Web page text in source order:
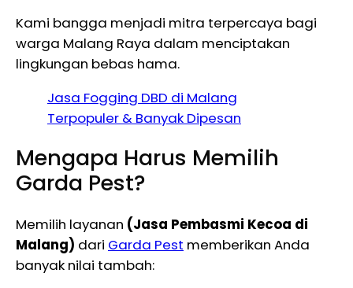
Kami bangga menjadi mitra terpercaya bagi
warga Malang Raya dalam menciptakan
lingkungan bebas hama.
Jasa Fogging DBD di Malang
Terpopuler & Banyak Dipesan
Mengapa Harus Memilih
Garda Pest?
Memilih layanan (Jasa Pembasmi Kecoa di
Malang) dari Garda Pest memberikan Anda
banyak nilai tambah: